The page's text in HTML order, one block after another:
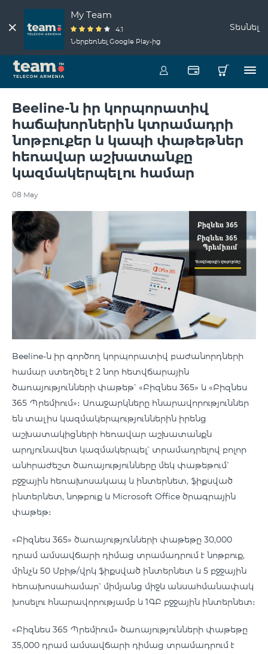
My Team
4.1
Ներբեռնել Google Play-ից
Տեսնել
Beeline-ն իր կորպորատիվ
հաճախորներին կտրամադրի
նոթբուքեր և կապի փաթեթներ
հեռավար աշխատանքը
կազմակերպելու համար
08 May
Beeline-ն իր գործող կորպորատիվ բաժանորդների
համար ստեղծել է 2 նոր հետվճարային
ծառայությունների փաթեթ՝ «Բիզնես 365» և «Բիզնես
365 Պրեմիում»։ Առաջարկները հնարավորություններ
են տալիս կազմակերպություններին իրենց
աշխատակիցների հեռավար աշխատանքն
արդյունավետ կազմակերպել՝ տրամադրելով բոլոր
անհրաժեշտ ծառայությունները մեկ փաթեթում՝
բջջային հեռախոսակապ և ինտերնետ, ֆիքսված
ինտերնետ, նոթբուք և Microsoft Office ծրագրային
փաթեթ։
«Բիզնես 365» ծառայությունների փաթեթը 30,000
դրամ ամսավճարի դիմաց տրամադրում է նոթբուք,
մինչև 50 Մբիթ/վրկ ֆիքսված ինտերնետ և 5 բջջային
հեռախոսահամար՝ միմյանց միջև անսահմանափակ
խոսելու հնարավորությամբ և 1ԳԲ բջջային ինտերնետ։
«Բիզնես 365 Պրեմիում» ծառայությունների փաթեթը
35,000 դրամ ամսավճարի դիմաց տրամադրում է